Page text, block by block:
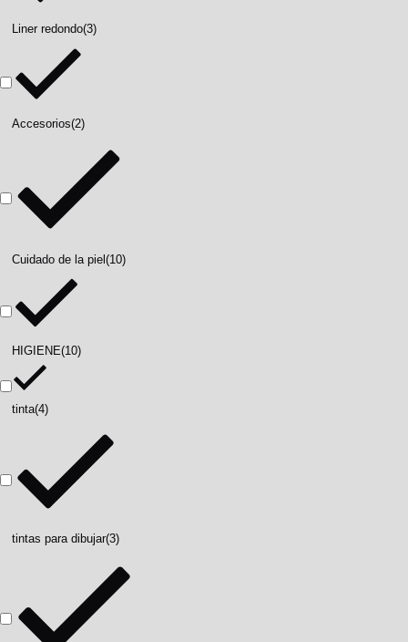
Liner redondo(3)
Accesorios(2)
Cuidado de la piel (10)
HIGIENE(10)
tinta(4)
tintas para dibujar(3)